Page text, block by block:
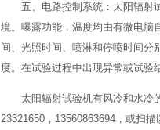
五、电路控制系统：太阳辐射
境。曝露功能，温度均由有微电脑
间、光照时间、喷淋和停喷时间分
度。在试验过程中出现异常或试验
太阳辐射试验机有风冷和水冷
23321650，13560863694，或扫